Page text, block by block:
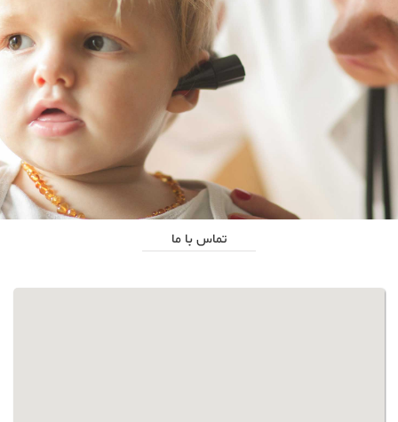
تماس با ما